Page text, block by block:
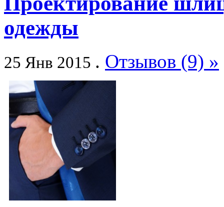
одежды
25 Янв 2015 . Отзывов (9) »